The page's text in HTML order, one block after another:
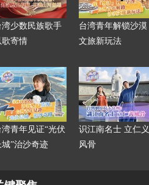
湾少数民族歌手
歌寄情
台湾青年解锁沙漠
文旅新玩法
湾青年见证“光伏
城”治沙奇迹
识江南名士 立仁义
风骨